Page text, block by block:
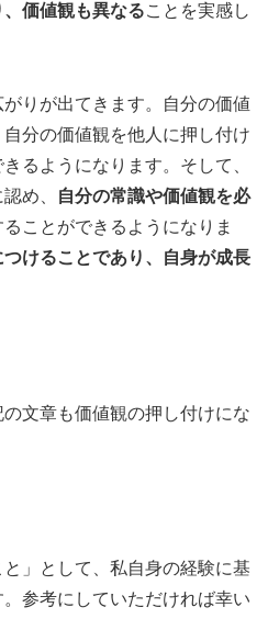
価値観も異なることを実感し
りが出てきます。自分の価値
分の価値観を他人に押し付け
るようになります。そして、
め、
自分の常識や価値観を必
ることができるようになりま
けることであり、自身が成長
文章も価値観の押し付けにな
と」として、私自身の経験に基
参考にしていただければ幸い